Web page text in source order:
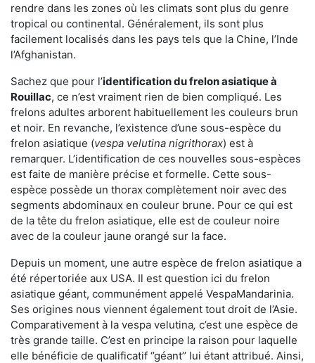
rendre dans les zones où les climats sont plus du genre
tropical ou continental. Généralement, ils sont plus
facilement localisés dans les pays tels que la Chine, l’Inde
l’Afghanistan.
Sachez que pour l’identification du frelon asiatiqueà
Rouillac, ce n’est vraiment rien de bien compliqué. Les
frelons adultes arborent habituellement les couleurs brun
et noir. En revanche, l’existence d’une sous-espèce du
frelon asiatique (vespa velutina nigrithorax) est à
remarquer. L’identification de ces nouvelles sous-espèces
est faite de manière précise et formelle. Cette sous-
espèce possède un thorax complètement noir avec des
segments abdominaux en couleur brune. Pour ce qui est
de la tête du frelon asiatique, elle est de couleur noire
avec de la couleur jaune orangé sur la face.
Depuis un moment, une autre espèce de frelon asiatique a
été répertoriée aux USA. Il est question ici du frelon
asiatique géant, communément appelé VespaMandarinia.
Ses origines nous viennent également tout droit de l’Asie.
Comparativement à la vespa velutina, c’est une espèce de
très grande taille. C’est en principe la raison pour laquelle
elle bénéficie de qualificatif ‘’géant’’ lui étant attribué. Ainsi,